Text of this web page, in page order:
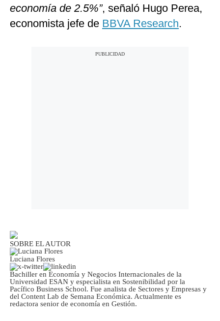
economía de 2.5%”, señaló Hugo Perea,
economista jefe de BBVA Research.
SOBRE EL AUTOR
Luciana Flores
Bachiller en Economía y Negocios Internacionales de la
Universidad ESAN y especialista en Sostenibilidad por la
Pacífico Business School. Fue analista de Sectores y Empresas y
del Content Lab de Semana Económica. Actualmente es
redactora senior de economía en Gestión.